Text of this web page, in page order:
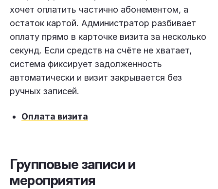
хочет оплатить частично абонементом, а
остаток картой. Администратор разбивает
оплату прямо в карточке визита за несколько
секунд. Если средств на счёте не хватает,
система фиксирует задолженность
автоматически и визит закрывается без
ручных записей.
Оплата визита
Групповые записи и
мероприятия